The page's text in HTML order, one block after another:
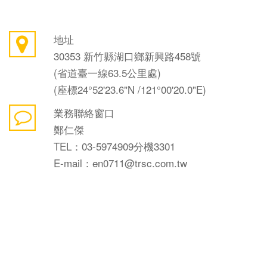
地址
30353 新竹縣湖口鄉新興路458號
(省道臺一線63.5公里處)
(座標24°52'23.6"N /121°00'20.0"E)
業務聯絡窗口
鄭仁傑
TEL：03-5974909分機3301
E-mail：en0711@trsc.com.tw